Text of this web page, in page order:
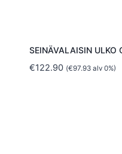
SEINÄVALAISIN ULKO
€122.90 (€97.93alv 0%)